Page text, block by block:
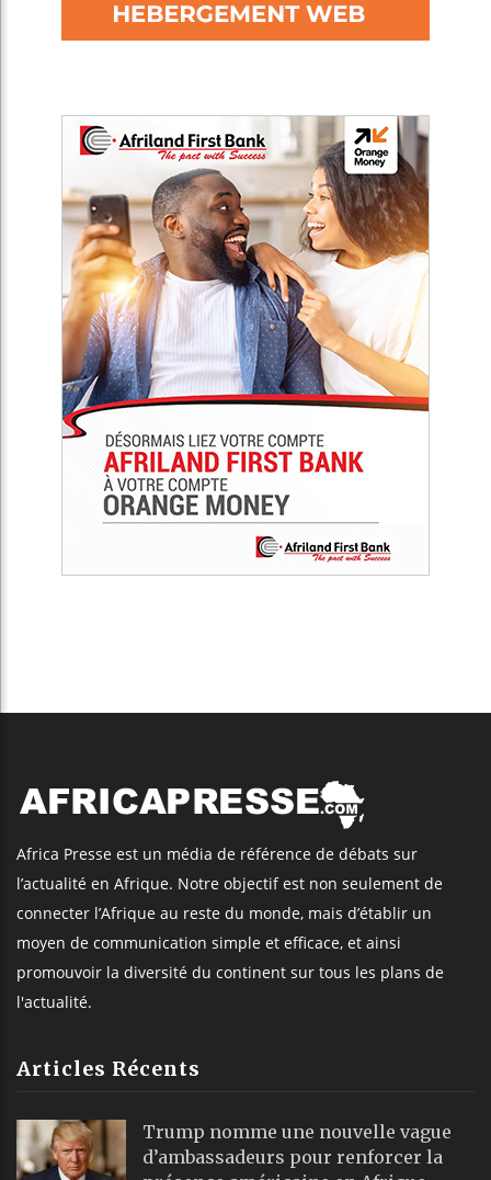
Africa Presse est un média de référence de débats sur
l’actualité en Afrique. Notre objectif est non seulement de
connecter l’Afrique au reste du monde, mais d’établir un
moyen de communication simple et efficace, et ainsi
promouvoir la diversité du continent sur tous les plans de
l'actualité.
Articles Récents
Trump nomme une nouvelle vague
d’ambassadeurs pour renforcer la